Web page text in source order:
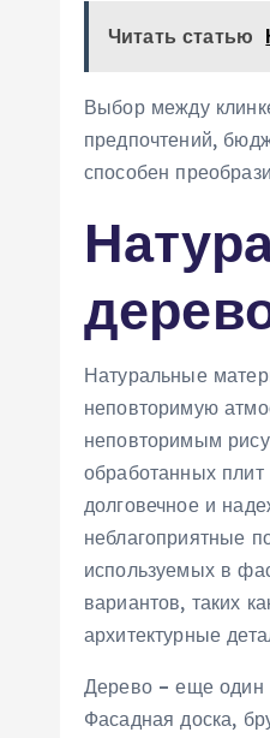
Читать статью
Выбор между
предпочтений,
способен
Натуральные
неповторимую
неповторимым
обработанных плит
долговечное и
неблагоприятные
используемых в
вариантов, таких
архитектурные
Дерево – еще один
Фасадная доска,